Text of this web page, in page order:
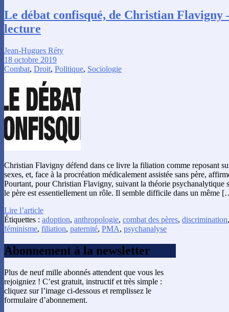
Le débat confisqué, de Christian Flavigny
lecture
Jean-Hugues Réty
18 octobre 2019
Combat, Droit, Politique, Sociologie
Christian Flavigny défend dans ce livre la filiation comme reposant
sexes, et, face à la procréation médicalement assistée sans père,
Pourtant, pour Christian Flavigny, suivant la théorie psychanalytique
le père est essentiellement un rôle. Il semble difficile dans un même
Lire l’article
Étiquettes : adoption, anthropologie, combat des pères, discrimination
féminisme, filiation, paternité, PMA, psychanalyse
Abonnement à la newsletter
Plus de neuf mille abonnés attendent que vous les
rejoigniez ! C’est gratuit, instructif et très simple :
cliquez sur l’image ci-dessous et remplissez le
formulaire d’abonnement.